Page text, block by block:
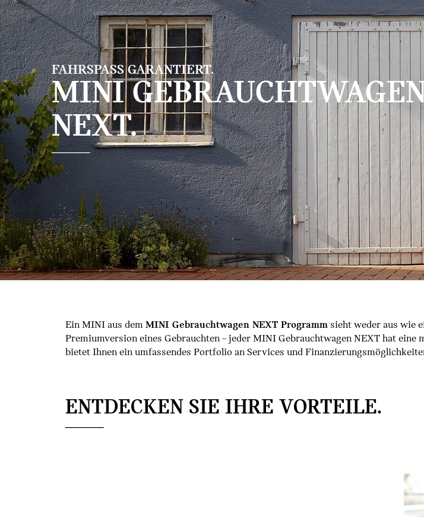
Zum Hauptinhalt springen
FAHRSPASS GARANTIERT.
MINI
NEXT.
Ein MINI aus dem MINI Gebrauchtwagen NEXT Programm sieht weder aus wie
Premiumversion eines Gebrauchten – jeder MINI Gebrauchtwagen NEXT hat
bietet Ihnen ein umfassendes Portfolio an Services und
ENTDECKEN SIE IHRE VORTEILE.